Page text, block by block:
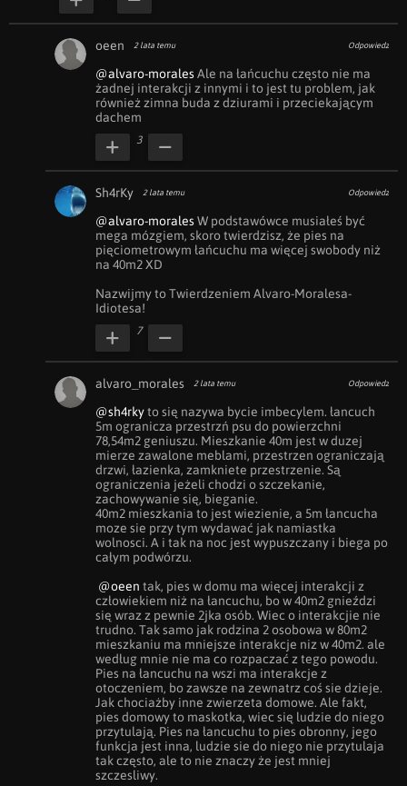
oeen 2 lata temu Odpowiedz
@alvaro-morales Ale na łańcuchu często nie ma
żadnej interakcji z innymi i to jest tu problem, jak
również zimna buda z dziurami i przeciekającym
dachem
3
Sh4rKy 2 lata temu Odpowiedz
@alvaro-morales W podstawówce musiałeś być
mega mózgiem, skoro twierdzisz, że pies na
pięciometrowym łańcuchu ma więcej swobody niż
na 40m2 XD
Nazwijmy to Twierdzeniem Alvaro-Moralesa-
Idiotesa!
7
alvaro_morales 2 lata temu Odpowiedz
@sh4rky to się nazywa bycie imbecylem. łancuch
5m ogranicza przestrzń psu do powierzchni
78,54m2 geniuszu. Mieszkanie 40m jest w duzej
mierze zawalone meblami, przestrzen ograniczają
drzwi, łazienka, zamkniete przestrzenie. Są
ograniczenia jeżeli chodzi o szczekanie,
zachowywanie się, bieganie.
40m2 mieszkania to jest wiezienie, a 5m łancucha
moze sie przy tym wydawać jak namiastka
wolnosci. A i tak na noc jest wypuszczany i biega po
całym podwórzu.
@oeen tak, pies w domu ma więcej interakcji z
człowiekiem niż na łancuchu, bo w 40m2 gnieździ
się wraz z pewnie 2jka osób. Wiec o interakcjie nie
trudno. Tak samo jak rodzina 2 osobowa w 80m2
mieszkaniu ma mniejsze interakcje niz w 40m2. ale
według mnie nie ma co rozpaczać z tego powodu.
Pies na łancuchu na wszi ma interakcje z
otoczeniem, bo zawsze na zewnatrz coś sie dzieje.
Jak chociażby inne zwierzeta domowe. Ale fakt,
pies domowy to maskotka, wiec się ludzie do niego
przytulają. Pies na łancuchu to pies obronny, jego
funkcja jest inna, ludzie sie do niego nie przytulaja
tak często, ale to nie znaczy że jest mniej
szczesliwy.